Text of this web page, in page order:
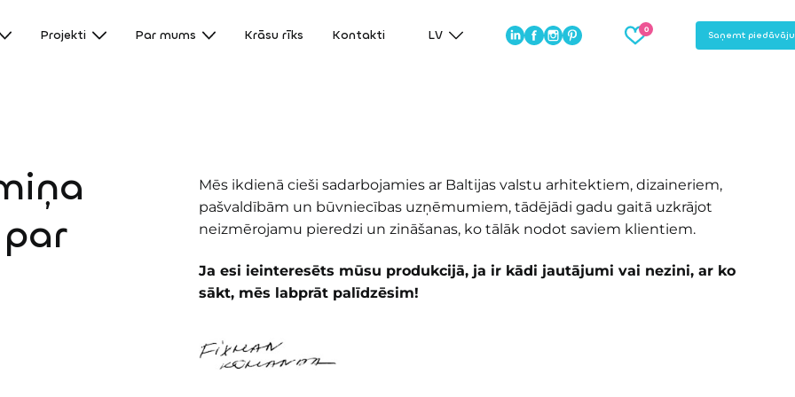
Projekti Par mums Krāsu rīks Kontakti LV Saņemt
Mēs ikdienā cieši sadarbojamies ar Baltijas valstu arhitektiem, dizaineriem,
pašvaldībām un būvniecības uzņēmumiem, tādējādi gadu gaitā uzkrājot
neizmērojamu pieredzi un zināšanas, ko tālāk nodot saviem klientiem.
Ja esi ieinteresēts mūsu produkcijā, ja ir kādi jautājumi vai nezini, ar ko
sākt, mēs labprāt palīdzēsim!